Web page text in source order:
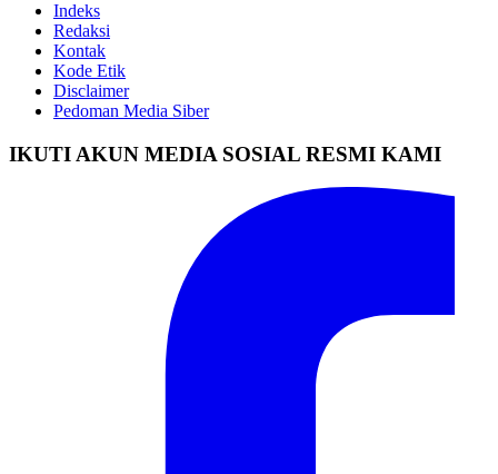
Indeks
Redaksi
Kontak
Kode Etik
Disclaimer
Pedoman Media Siber
IKUTI AKUN MEDIA SOSIAL RESMI KAMI